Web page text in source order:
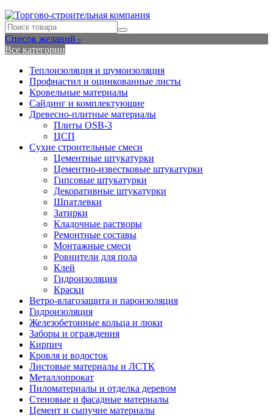
Список желаний -
Все категории
Теплоизоляция и шумоизоляция
Профнастил и оцинкованные листы
Кровельные материалы
Сайдинг и комплектующие
Древесно-плитные материалы
Плиты OSB-3
ЦСП
Сухие строительные смеси
Цементные штукатурки
Цементно-известковые штукатурки
Гипсовые штукатурки
Декоративные штукатурки
Шпатлевки
Затирки
Кладочные растворы
Ремонтные составы
Монтажные смеси
Ровнители для пола
Клей
Гидроизоляция
Краски
Ветро-влагозащита и пароизоляция
Гидроизоляция
Железобетонные кольца и люки
Заборы и ограждения
Кирпич
Кровля и водосток
Листовые материалы и ЛСТК
Металлопрокат
Пиломатериалы и отделка деревом
Стеновые и фасадные материалы
Цемент и сыпучие материалы